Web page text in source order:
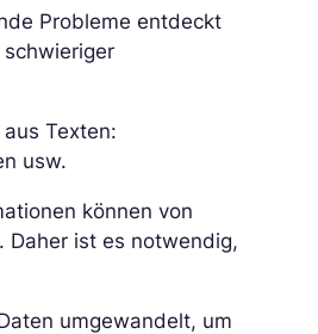
Probleme entdeckt
Texten:
usw.
können von
Daher ist es notwendig,
umgewandelt, um